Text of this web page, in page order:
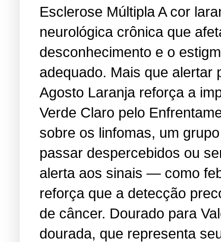
Esclerose Múltipla A cor
neurológica crônica que
desconhecimento e o
adequado. Mais que
Agosto Laranja reforça a
Verde Claro pelo
sobre os linfomas, um
passar despercebidos ou
alerta aos sinais — como
reforça que a detecção
de câncer. Dourado para
dourada, que representa